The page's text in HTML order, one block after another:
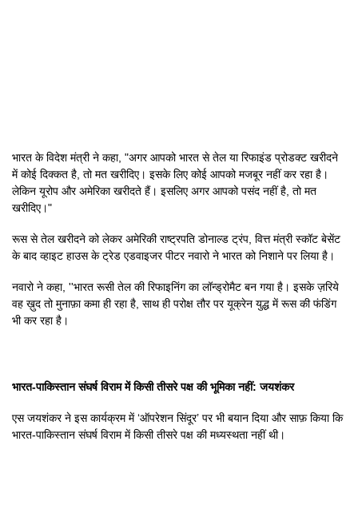
भारत के विदेश मंत्री ने कहा, "अगर आपको भारत से तेल या रिफाइंड प्रोडक्ट खरीदने
में कोई दिक्कत है, तो मत खरीदिए। इसके लिए कोई आपको मजबूर नहीं कर रहा है।
लेकिन यूरोप और अमेरिका खरीदते हैं। इसलिए अगर आपको पसंद नहीं है, तो मत
खरीदिए।"
रूस से तेल खरीदने को लेकर अमेरिकी राष्ट्रपति डोनाल्ड ट्रंप, वित्त मंत्री स्कॉट बेसेंट
के बाद व्हाइट हाउस के ट्रेड एडवाइजर पीटर नवारो ने भारत को निशाने पर लिया है।
नवारो ने कहा, ''भारत रूसी तेल की रिफाइनिंग का लॉन्ड्रोमैट बन गया है। इसके ज़रिये
वह ख़ुद तो मुनाफ़ा कमा ही रहा है, साथ ही परोक्ष तौर पर यूक्रेन युद्ध में रूस की फंडिंग
भी कर रहा है।
भारत-पाकिस्तान संघर्ष विराम में किसी तीसरे पक्ष की भूमिका नहीं: जयशंकर
एस जयशंकर ने इस कार्यक्रम में ‘ऑपरेशन सिंदूर’ पर भी बयान दिया और साफ़ किया कि
भारत-पाकिस्तान संघर्ष विराम में किसी तीसरे पक्ष की मध्यस्थता नहीं थी।